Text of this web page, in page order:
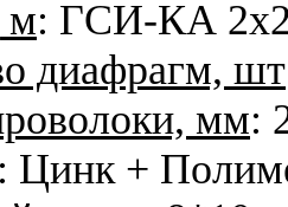
м: ГСИ-КА
диафрагм, шт
мм:
: Цинк +